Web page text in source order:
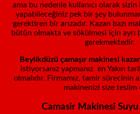
ama bu nedenle kullanıcı olarak sizin
yapabileceğiniz pek bir şey
gerektiren bir arızadır. Kazan bazı
bütün olmakta ve sökülmesi için ayrı
gerekmektedir.
Beylikdüzü çamaşır makinesi
istiyorsanız yapmanız en Yakın
olmalıdır. Firmamız, tamir sürecinin
makinenizi size teslim
Camasir Makinesi Suyu